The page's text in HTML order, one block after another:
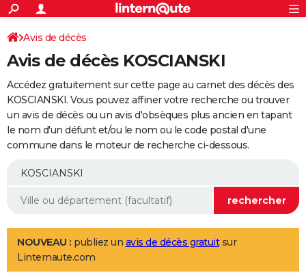
ACTUALITÉS
Politique
Société
Faits Divers
Education
Monde
Villes
+
SPORT
Coupe du monde 2026
Football
Tennis
Cyclisme
Rugby
Forum
Programme TV
TNT
Streaming
Cinéma
Sorties cinéma
Musique
+
FINANCE
Impôts
Immobilier
Risques naturels par ville
Banque
Assurance
Crédit
AUTO
Essais
Réserver un essai
Citadines
Berlines
SUV
Forum auto
+
Mobiles
Meilleur smartphone
Internet
Ordinateurs
Jeux vidéo
Guide high-tech
Aménagement intérieur
LIFESTYLE
Art de vivre
Bien-être
Loisirs
Mode
Modes de vie
Avis de décès
Avis de décès KOSCIANSKI
Accédez gratuitement sur cette page au carnet des décès des
KOSCIANSKI. Vous pouvez affiner votre recherche ou trouver
un avis de décès ou un avis d'obsèques plus ancien en tapant
le nom d'un défunt et/ou le nom ou le code postal d'une
commune dans le moteur de recherche ci-dessous.
NOUVEAU : publiez un avis de décès gratuitsur
Linternaute.com